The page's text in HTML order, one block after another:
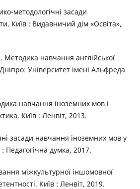
методологічні засади
Київ : Видавничий дім «Освіта»,
навчання англійської
Університет імені Альфреда
навчання іноземних мов і
Київ : Ленвіт, 2013.
засади навчання іноземних мов у
: Педагогічна думка, 2017.
міжкультурної іншомовної
Київ : Ленвіт, 2019.